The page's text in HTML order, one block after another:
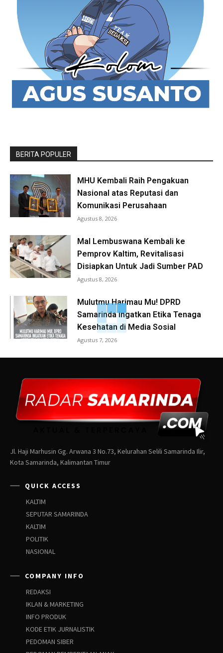
BERITA POPULER
MHU Kembali Raih Pengakuan
Nasional atas Reputasi dan
Komunikasi Perusahaan
Agustus 8, 2026
Mal Lembuswana Kembali ke
Pemprov Kaltim, Revitalisasi
Disiapkan Untuk Jadi Sumber PAD
Agustus 8, 2026
Mulutmu Harimau Mu! DPRD
Samarinda Ingatkan Etika Tenaga
Kesehatan di Media Sosial
Agustus 7, 2026
Jl. Haji Marhusin Gg. Arwana 3 No.73, Kelurahan Selili Samarinda Ilir,
Kota Samarinda, Kalimantan Timur
QUICK ACCESS
KALTIM
SEPUTAR SAMARINDA
KALTIM
POLITIK
NASIONAL
COMPANY INFO
REDAKSI
IKLAN & MARKETING
INFO PRODUK
KODE ETIK JURNALISTIK
PEDOMAN SIBER